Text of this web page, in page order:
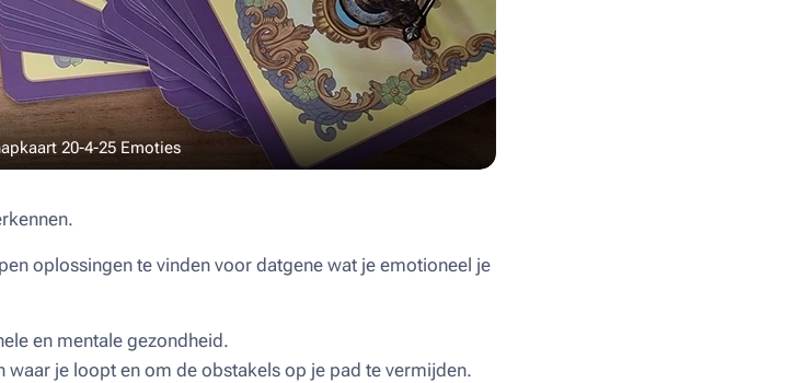
20-4-25 Emoties
oplossingen te vinden voor datgene wat je emotioneel je
en mentale gezondheid.
waar je loopt en om de obstakels op je pad te vermijden.